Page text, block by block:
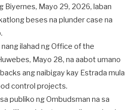
Biyernes, Mayo 29, 2026, laban
beses na plunder case na
ilahad ng Office of the
Mayo 28, na aabot umano
ang naibigay kay Estrada mula
control projects.
publiko ng Ombudsman na sa